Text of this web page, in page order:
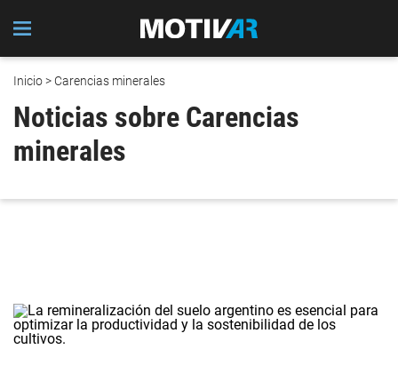
Inicio> Carencias minerales
Noticias sobre Carencias
minerales